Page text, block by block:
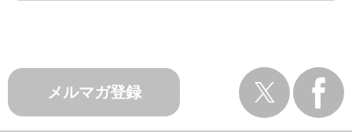
メルマガ登録